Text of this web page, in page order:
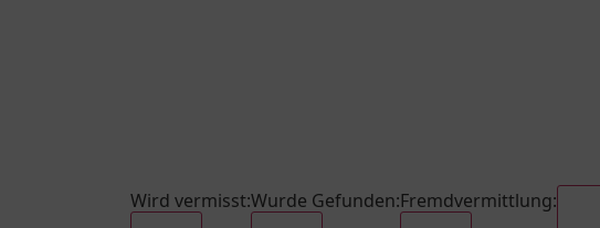
Wird vermisst:Wurde Gefunden:Fremdvermittlung: